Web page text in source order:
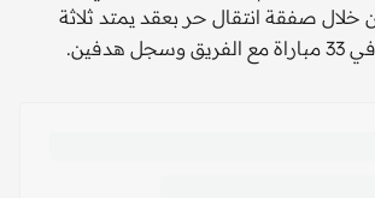
2020 من خلال صفقة انتقال حر بعقد يمتد ثلاثة